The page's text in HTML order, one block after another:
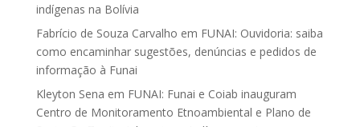
indígenas na Bolívia
Fabrício de Souza Carvalho em FUNAI: Ouvidoria: saiba
como encaminhar sugestões, denúncias e pedidos de
informação à Funai
Kleyton Sena em FUNAI: Funai e Coiab inauguram
Centro de Monitoramento Etnoambiental e Plano de